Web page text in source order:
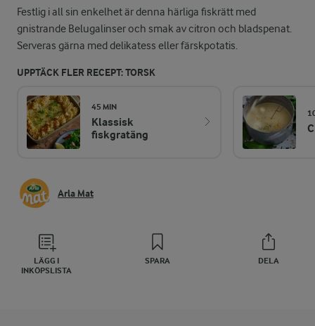
Festlig i all sin enkelhet är denna härliga fiskrätt med
gnistrande Belugalinser och smak av citron och bladspenat.
Serveras gärna med delikatess eller färskpotatis.
UPPTÄCK FLER RECEPT: TORSK
45 MIN
Klassisk
fiskgratäng
Arla Mat
LÄGG I
INKÖPSLISTA
SPARA DELA